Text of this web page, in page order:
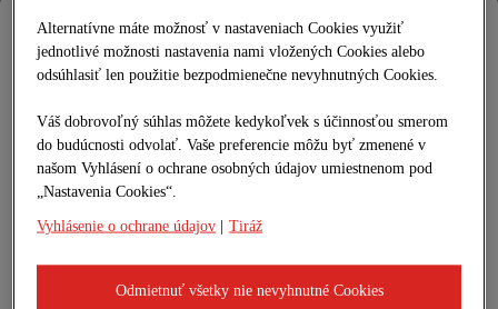
Teraz sme roxit!
Značka SAT SLOVENSKO s.r.o. sa ďalej
rozvíja – pod novým názvom roxit.
Navštívte našu novú webovú stránku:
CERTIFIKÁCIA
KARIÉRA
SK
DE
HR
HU
PL
Alternatívne máte možnosť v nastaveniach Cookies využiť
jednotlivé možnosti nastavenia nami vložených Cookies alebo
odsúhlasiť len použitie bezpodmienečne nevyhnutných Cookies.
Váš dobrovoľný súhlas môžete kedykoľvek s účinnosťou smerom
do budúcnosti odvolať. Vaše preferencie môžu byť zmenené v
našom Vyhlásení o ochrane osobných údajov umiestnenom pod
„Nastavenia Cookies“.
Vyhlásenie o ochrane údajov | Tiráž
Odmietnuť všetky nie nevyhnutné Cookies